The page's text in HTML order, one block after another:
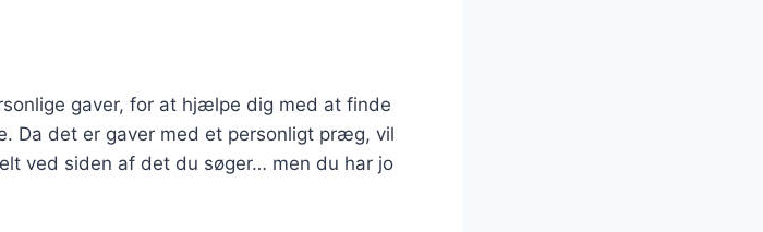
gaver, for at hjælpe dig med at finde
Da det er gaver med et personligt præg, vil
ved siden af det du søger… men du har jo